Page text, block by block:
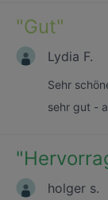
"Gut"
Lydia F.
Sehr
sehr gut -
"
holger s.